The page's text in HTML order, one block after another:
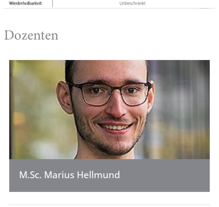
Dozenten
M.Sc. Marius Hellmund